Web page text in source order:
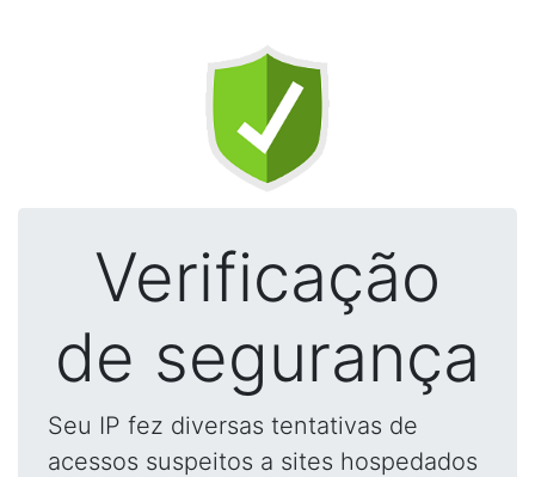
Verificação
de segurança
Seu IP fez diversas tentativas de
acessos suspeitos a sites hospedados